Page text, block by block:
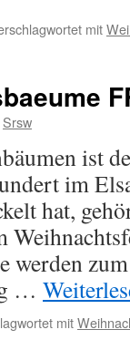
mit
Srsw
ist
im
hat,
werden
…
mit